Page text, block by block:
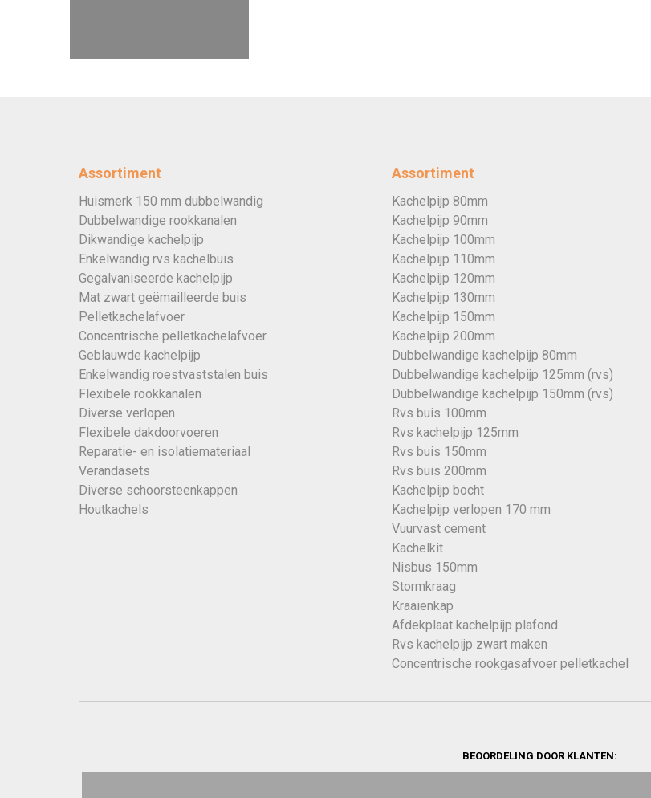
Assortiment
Huismerk 150 mm dubbelwandig
Dubbelwandige rookkanalen
Dikwandige kachelpijp
Enkelwandig rvs kachelbuis
Gegalvaniseerde kachelpijp
Mat zwart geëmailleerde buis
Pelletkachelafvoer
Concentrische pelletkachelafvoer
Geblauwde kachelpijp
Enkelwandig roestvaststalen buis
Flexibele rookkanalen
Diverse verlopen
Flexibele dakdoorvoeren
Reparatie- en isolatiemateriaal
Verandasets
Diverse schoorsteenkappen
Houtkachels
Assortiment
Kachelpijp 80mm
Kachelpijp 90mm
Kachelpijp 100mm
Kachelpijp 110mm
Kachelpijp 120mm
Kachelpijp 130mm
Kachelpijp 150mm
Kachelpijp 200mm
Dubbelwandige kachelpijp 80mm
Dubbelwandige kachelpijp 125mm (rvs)
Dubbelwandige kachelpijp 150mm (rvs)
Rvs buis 100mm
Rvs kachelpijp 125mm
Rvs buis 150mm
Rvs buis 200mm
Kachelpijp bocht
Kachelpijp verlopen 170 mm
Vuurvast cement
Kachelkit
Nisbus 150mm
Stormkraag
Kraaienkap
Afdekplaat kachelpijp plafond
Rvs kachelpijp zwart maken
Concentrische rookgasafvoer pelletkachel
BEOORDELING DOOR KLANTEN: